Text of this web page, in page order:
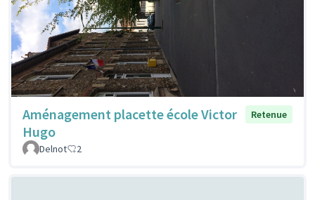
Aménagement placette école Victor
Hugo
Retenue
Delnot 2